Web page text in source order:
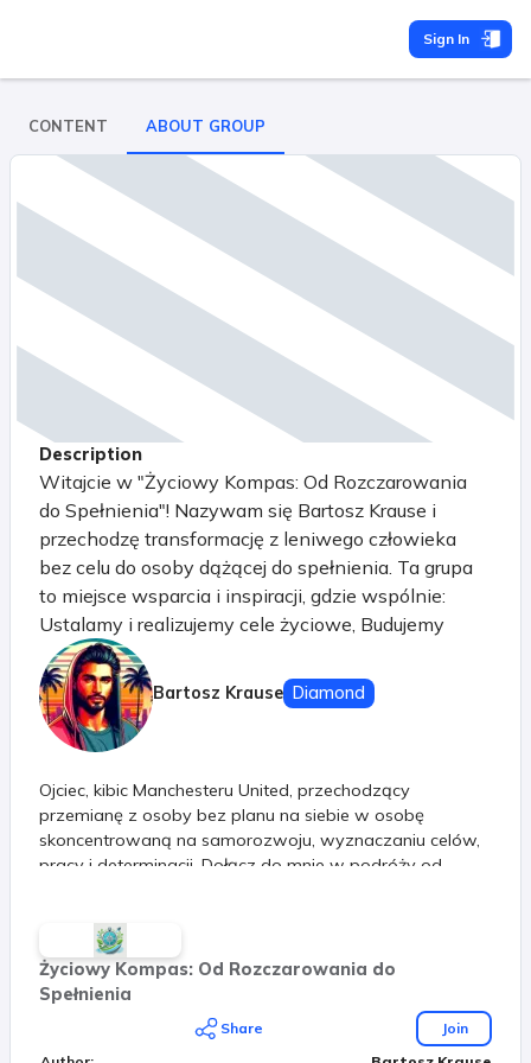
Sign In
CONTENT ABOUT GROUP
Description
Witajcie w "Życiowy Kompas: Od Rozczarowania
do Spełnienia"! Nazywam się Bartosz Krause i
przechodzę transformację z leniwego człowieka
bez celu do osoby dążącej do spełnienia. Ta grupa
to miejsce wsparcia i inspiracji, gdzie wspólnie:
Ustalamy i realizujemy cele życiowe, Budujemy
pozytywny mindset, Przezwyciężamy trudności,
Czerpiemy inspirację z historii sukcesu Jima Rohna i
Denzela Washingtona. Znajdziesz tu motywujące
posty, artykuły edukacyjne i wsparcie od innych
razem osiągajmy cele oraz szczęście w życiu.
Razem możemy więcej!
Bartosz Krause Diamond
Ojciec, kibic Manchesteru United, przechodzący
przemianę z osoby bez planu na siebie w osobę
skoncentrowaną na samorozwoju, wyznaczaniu celów,
pracy i determinacji. Dołącz do mnie w podróży od
Życiowy Kompas: Od Rozczarowania do
Spełnienia
Share
Join